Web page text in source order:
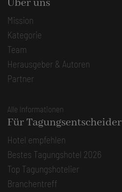
Mission
Kategorie
Team
Herausgeber & Autoren
Partner
Alle Informationen
Für Tagungsentscheider
Hotel empfehlen
Bestes Tagungshotel 2026
Top Tagungshotelier
Branchentreff